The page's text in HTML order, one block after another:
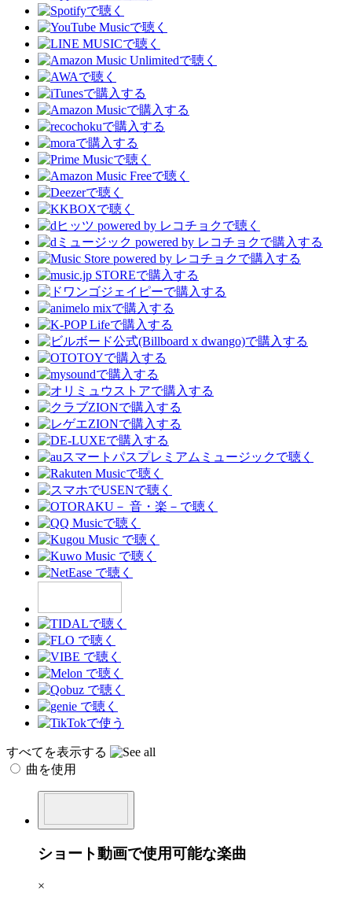
すべてを表示する
曲を使用
ショート動画で使用可能な楽曲
×